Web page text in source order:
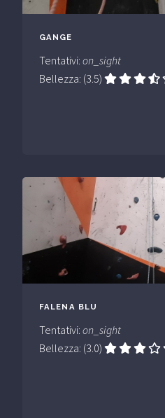
GANGE
Tentativi: on_sight
Bellezza: (3.5)
FALENA BLU
Tentativi: on_sight
Bellezza: (3.0)